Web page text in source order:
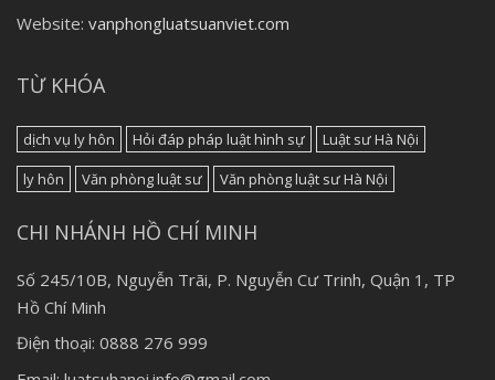
Website: vanphongluatsuanviet.com
TỪ KHÓA
dịch vụ ly hôn Hỏi đáp pháp luật hình sự
Luật sư Hà Nội
ly hôn
Văn phòng luật sư Văn phòng luật sư Hà Nội
CHI NHÁNH HỒ CHÍ MINH
Số 245/10B, Nguyễn Trãi, P. Nguyễn Cư Trinh, Quận 1, TP
Hồ Chí Minh
Điện thoại: 0888 276 999